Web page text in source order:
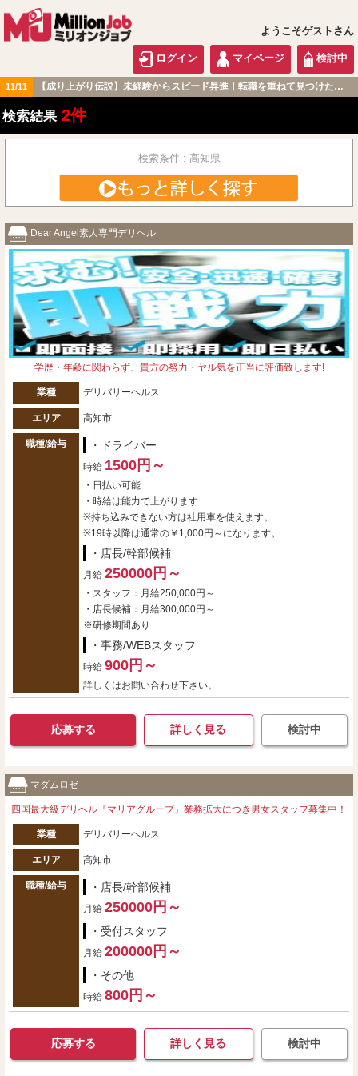
ようこそゲストさん
ログイン マイページ 検討中
11/11 【成り上がり伝説】未経験からスピード昇進！転職を重ねて見つけた『本当に働きやすい職場』とは？
中国・四国版
検索結果 2件
検索条件 : 高知県
Dear Angel素人専門デリヘル
学歴・年齢に関わらず、貴方の努力・ヤル気を正当に評価致します!
業種 デリバリーヘルス
エリア 高知市
職種/給与 ・ドライバー
時給 1500円～
・日払い可能
・時給は能力で上がります
※持ち込みできない方は社用車を使えます。
※19時以降は通常の￥1,000円～になります。
・店長/幹部候補
月給 250000円～
・スタッフ：月給250,000円～
・店長候補：月給300,000円～
※研修期間あり
・事務/WEBスタッフ
時給 900円～
詳しくはお問い合わせ下さい。
応募する 詳しく見る 検討中
マダムロゼ
四国最大級デリヘル『マリアグループ』業務拡大につき男女スタッフ募集中！
業種 デリバリーヘルス
エリア 高知市
職種/給与 ・店長/幹部候補
月給 250000円～
・受付スタッフ
月給 200000円～
・その他
時給 800円～
応募する 詳しく見る 検討中